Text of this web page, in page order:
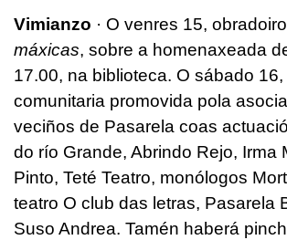
Vimianzo · O venres 15, obradoiro
máxicas, sobre a homenaxeada
17.00, na biblioteca. O sábado
comunitaria promovida pola
veciños de Pasarela coas
do río Grande, Abrindo Rejo, Irma
Pinto, Teté Teatro, monólogos
teatro O club das letras, Pasarela
Suso Andrea. Tamén haberá